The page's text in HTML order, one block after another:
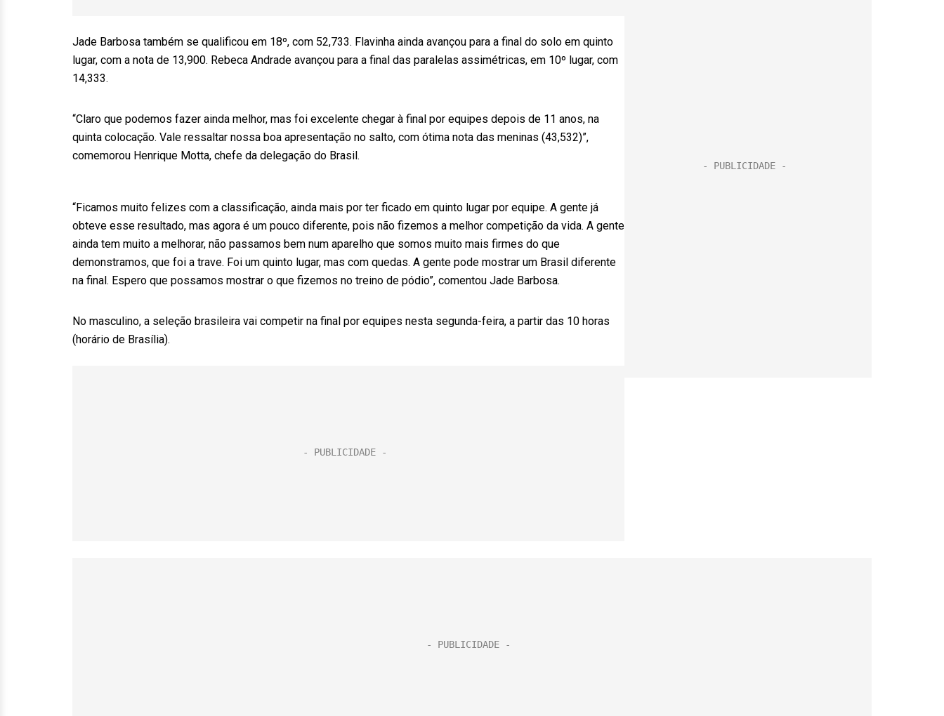
Jade Barbosa também se qualificou em 18º, com 52,733. Flavinha ainda avançou para a final do solo em quinto
lugar, com a nota de 13,900. Rebeca Andrade avançou para a final das paralelas assimétricas, em 10º lugar, com
14,333.
“Claro que podemos fazer ainda melhor, mas foi excelente chegar à final por equipes depois de 11 anos, na
quinta colocação. Vale ressaltar nossa boa apresentação no salto, com ótima nota das meninas (43,532)”,
comemorou Henrique Motta, chefe da delegação do Brasil.
“Ficamos muito felizes com a classificação, ainda mais por ter ficado em quinto lugar por equipe. A gente já
obteve esse resultado, mas agora é um pouco diferente, pois não fizemos a melhor competição da vida. A gente
ainda tem muito a melhorar, não passamos bem num aparelho que somos muito mais firmes do que
demonstramos, que foi a trave. Foi um quinto lugar, mas com quedas. A gente pode mostrar um Brasil diferente
na final. Espero que possamos mostrar o que fizemos no treino de pódio”, comentou Jade Barbosa.
No masculino, a seleção brasileira vai competir na final por equipes nesta segunda-feira, a partir das 10 horas
(horário de Brasília).